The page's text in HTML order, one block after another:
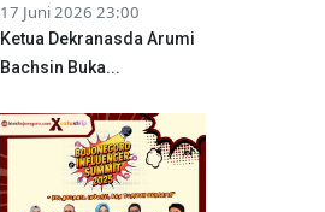
17 Juni 2026 23:00
Ketua Dekranasda Arumi
Bachsin Buka...